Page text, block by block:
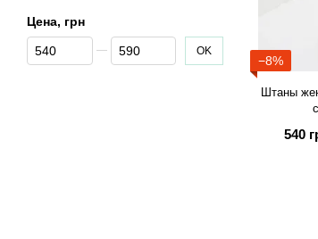
−8%
Штаны
540
Цена, грн
От Цена, грн
До Цена, грн OK